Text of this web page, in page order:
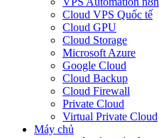
Cloud VPS Quốc tế
Cloud GPU
Cloud Storage
Microsoft Azure
Google Cloud
Cloud Backup
Cloud Firewall
Private Cloud
Virtual Private Cloud
Máy chủ